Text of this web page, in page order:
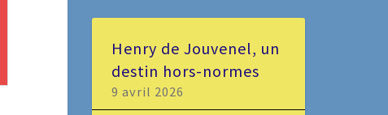
Henry de Jouvenel, un
destin hors-normes
9 avril 2026